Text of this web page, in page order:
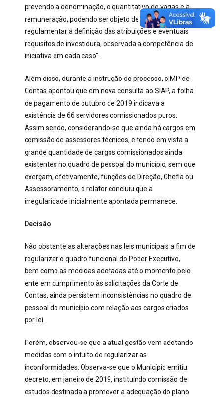
prevendo a denominação, o quantitativo de vagas e a
remuneração, podendo ser objeto de ato normativo
regulamentar a definição das atribuições e eventuais
requisitos de investidura, observada a competência de
iniciativa em cada caso”.
Além disso, durante a instrução do processo, o MP de
Contas apontou que em nova consulta ao SIAP, a folha
de pagamento de outubro de 2019 indicava a
existência de 66 servidores comissionados puros.
Assim sendo, considerando-se que ainda há cargos em
comissão de assessores técnicos, e tendo em vista a
grande quantidade de cargos comissionados ainda
existentes no quadro de pessoal do município, sem que
exerçam, efetivamente, funções de Direção, Chefia ou
Assessoramento, o relator concluiu que a
irregularidade inicialmente apontada permanece.
Decisão
Não obstante as alterações nas leis municipais a fim de
regularizar o quadro funcional do Poder Executivo,
bem como as medidas adotadas até o momento pelo
ente em cumprimento às solicitações da Corte de
Contas, ainda persistem inconsistências no quadro de
pessoal do município com relação aos cargos criados
por lei.
Porém, observou-se que a atual gestão vem adotando
medidas com o intuito de regularizar as
inconformidades. Observa-se que o Município emitiu
decreto, em janeiro de 2019, instituindo comissão de
estudos destinada a promover a adequação do plano